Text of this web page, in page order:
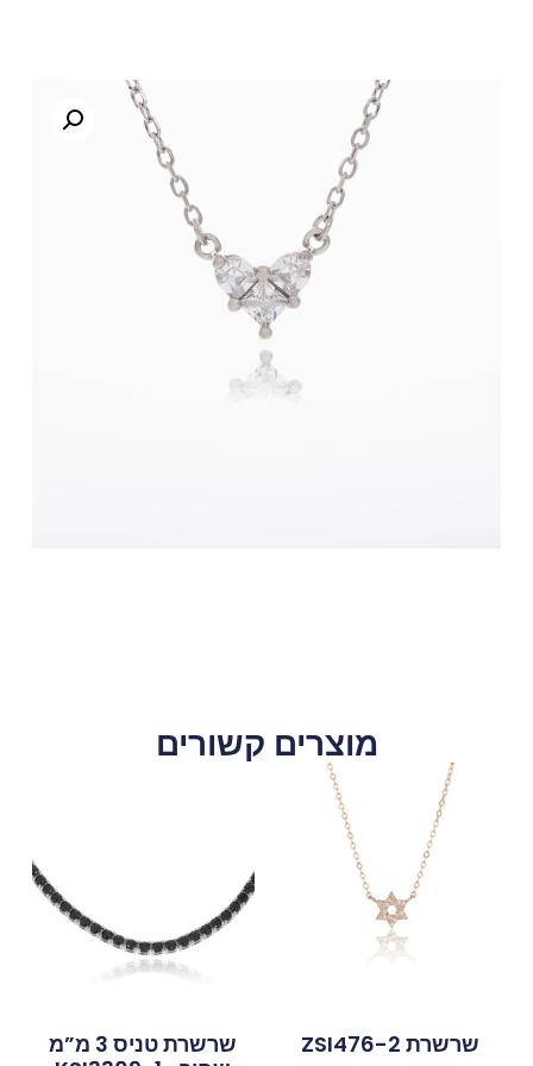
מוצרים קשורים
שרשרת ZSI476-2
שרשרת טניס 3 מ”מ